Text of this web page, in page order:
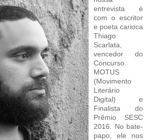
entrevista é
com o escritor
e poeta carioca
Thiago
Scarlata,
vencedor do
Concurso
MOTUS
(Movimento
Literário
Digital) e
Finalista do
Prêmio SESC
2016. No bate-
papo, ele nos